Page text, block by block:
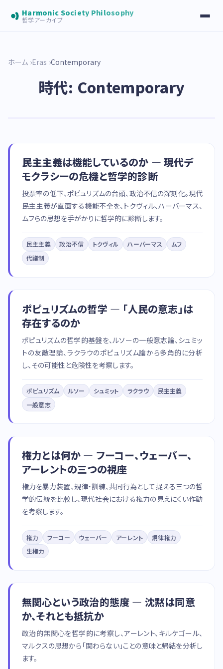
Harmonic Society Philosophy
哲学アーカイブ
ホーム Eras Contemporary
時代: Contemporary
民主主義は機能しているのか — 現代デ
モクラシーの危機と哲学的診断
投票率の低下、ポピュリズムの台頭、政治不信の深刻化。現代
民主主義が直面する機能不全を、トクヴィル、ハーバーマス、
ムフらの思想を手がかりに哲学的に診断します。
民主主義 政治不信 トクヴィル ハーバーマス
ムフ
代議制
ポピュリズムの哲学 — 「人民の意志」は
存在するのか
ポピュリズムの哲学的基盤を、ルソーの一般意志論、シュミッ
トの友敵理論、ラクラウのポピュリズム論から多角的に分析
し、その可能性と危険性を考察します。
ポピュリズム ルソー シュミット ラクラウ
民主主義
一般意志
権力とは何か — フーコー、ウェーバー、
アーレントの三つの視座
権力を暴力装置、規律・訓練、共同行為として捉える三つの哲
学的伝統を比較し、現代社会における権力の見えにくい作動
を考察します。
権力 フーコー ウェーバー アーレント
規律権力
生権力
無関心という政治的態度 — 沈黙は同意
か、それとも抵抗か
政治的無関心を哲学的に考察し、アーレント、キルケゴール、
マルクスの思想から「関わらない」ことの意味と帰結を分析し
ます。